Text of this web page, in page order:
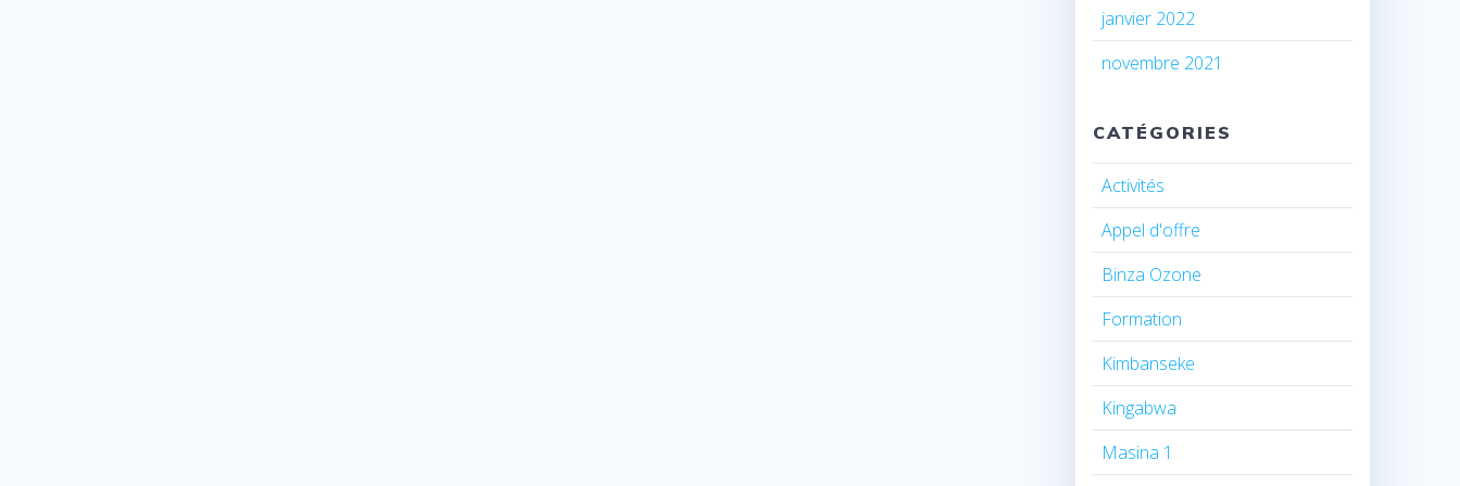
janvier 2022
novembre 2021
CATÉGORIES
Activités
Appel d'offre
Binza Ozone
Formation
Kimbanseke
Kingabwa
Masina 1